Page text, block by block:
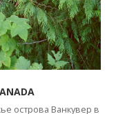
острова Ванкувер в